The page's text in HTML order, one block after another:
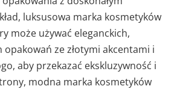
luksusowa marka kosmetyków
może używać eleganckich,
ze złotymi akcentami i
aby przekazać ekskluzywność i
modna marka kosmetyków